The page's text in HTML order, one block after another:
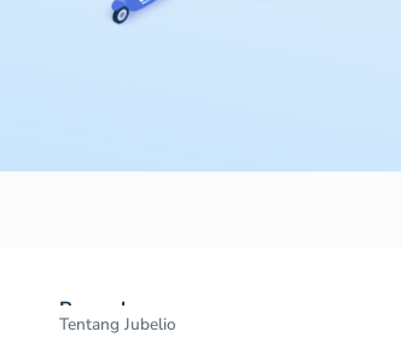
Perusahaan
Tentang Jubelio